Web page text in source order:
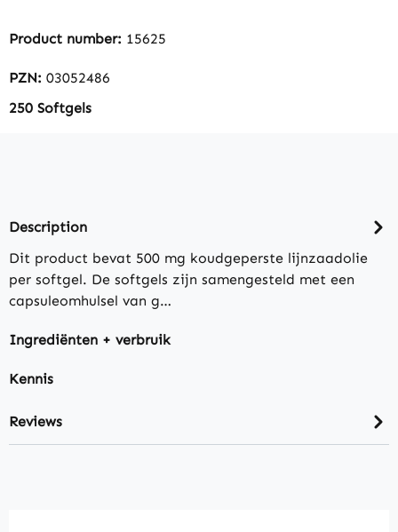
Product number: 15625
PZN: 03052486
250 Softgels
Description
Dit product bevat 500 mg koudgeperste lijnzaadolie
per softgel. De softgels zijn samengesteld met een
capsuleomhulsel van g…
Ingrediënten + verbruik
Kennis
Reviews